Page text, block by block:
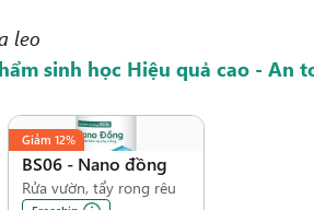
leo
sinh học Hiệu quả cao - An
Giảm 12%
BS06 - Nano đồng
Rửa vườn, tẩy rong rêu